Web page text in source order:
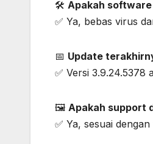
🛠️ Apakah software
✅ Ya, bebas virus
📅 Update
✅ Versi 3.9.24.5378
🖼️ Apakah support
✅ Ya, sesuai